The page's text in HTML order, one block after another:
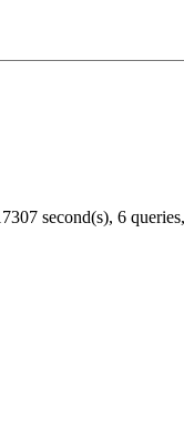
second(s), 6